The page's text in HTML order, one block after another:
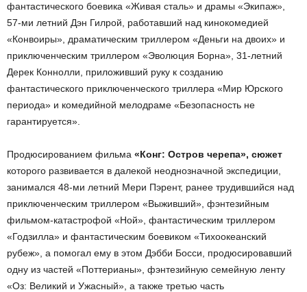
фантастического боевика «Живая сталь» и драмы «Экипаж»,
57-ми летний Дэн Гилрой, работавший над кинокомедией
«Конвоиры», драматическим триллером «Деньги на двоих» и
приключенческим триллером «Эволюция Борна», 31-летний
Дерек Коннолли, приложивший руку к созданию
фантастического приключенческого триллера «Мир Юрского
периода» и комедийной мелодраме «Безопасность не
гарантируется».
Продюсированием фильма «Конг: Остров черепа», сюжет
которого развивается в далекой неоднозначной экспедиции,
занимался 48-ми летний Мери Пэрент, ранее трудившийся над
приключенческим триллером «Выживший», фэнтезийным
фильмом-катастрофой «Ной», фантастическим триллером
«Годзилла» и фантастическим боевиком «Тихоокеанский
рубеж», а помогал ему в этом Дэбби Босси, продюсировавший
одну из частей «Поттерианы», фэнтезийную семейную ленту
«Оз: Великий и Ужасный», а также третью часть